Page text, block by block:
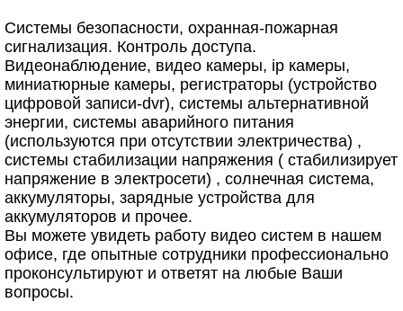
Системы безопасности, охранная-пожарная
сигнализация. Контроль доступа.
Видеонаблюдение, видео камеры, ip камеры,
миниатюрные камеры, регистраторы (устройство
цифровой записи-dvr), системы альтернативной
энергии, системы аварийного питания
(используются при отсутствии электричества) ,
системы стабилизации напряжения ( стабилизирует
напряжение в электросети) , солнечная система,
аккумуляторы, зарядные устройства для
аккумуляторов и прочее.
Вы можете увидеть работу видео систем в нашем
офисе, где опытные сотрудники профессионально
проконсультируют и ответят на любые Ваши
вопросы.